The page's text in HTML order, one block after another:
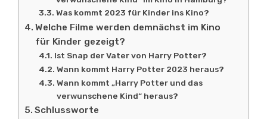
Was kommt 2023 für Kinder ins Kino?
Welche Filme werden demnächst im Kino
für Kinder gezeigt?
Ist Snap der Vater von Harry Potter?
Wann kommt Harry Potter 2023 heraus?
Wann kommt „Harry Potter und das
verwunschene Kind“ heraus?
Schlussworte